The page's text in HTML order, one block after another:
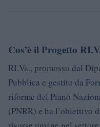
Cos’è il Progetto
RI.Va., promosso dal
Pubblica e gestito da
riforme del Piano
(PNRR) e ha l’obiettivo